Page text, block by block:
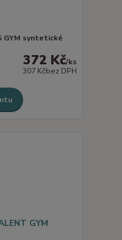
GYM syntetické
372 Kč/ks
307 Kčbez DPH